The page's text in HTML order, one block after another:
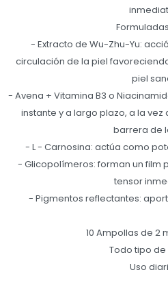
- Extracto de Wu-Zhu-Yu:
circulación de la piel
piel
- Avena + Vitamina B3 o
instante y a largo plazo, a la
barrera de
- L - Carnosina: actúa como
- Glicopolímeros: forman un film
tensor
- Pigmentos reflectantes:
10 Ampollas de 2
Todo tipo de
Uso